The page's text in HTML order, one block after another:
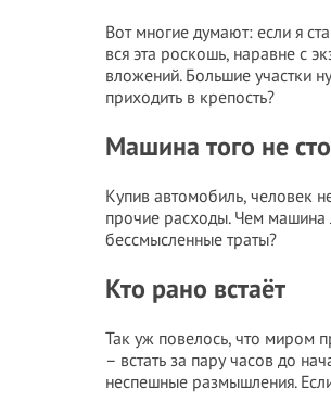
Вот многие думают: если я
вся эта роскошь, наравне с
вложений. Большие участки
приходить в крепость?
Машина того не
Купив автомобиль, человек
прочие расходы. Чем машина
бессмысленные траты?
Кто рано встаёт
Так уж повелось, что миром
– встать за пару часов до
неспешные размышления.